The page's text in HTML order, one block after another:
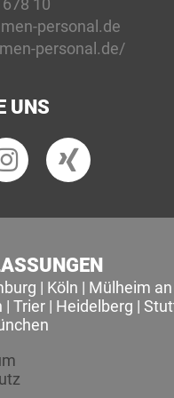
10
personal.de
personal.de/
UNS
| Köln | Mülheim
| Trier| Heidelberg |